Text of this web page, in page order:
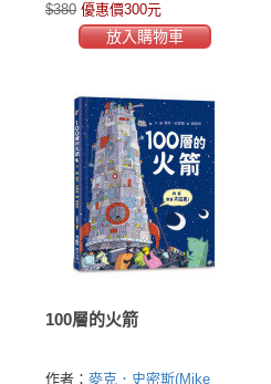
$380 優惠價300元
放入購物車
100層的火箭
作者： 麥克．史密斯(Mike